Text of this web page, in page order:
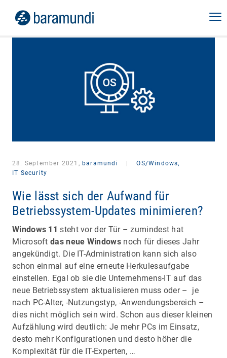
28. September 2021, baramundi
OS/Windows,
IT Security
Wie lässt sich der Aufwand für
Betriebssystem-Updates minimieren?
Windows 11 steht vor der Tür – zumindest hat
Microsoftdas neue Windowsnoch für dieses Jahr
angekündigt. Die IT-Administration kann sich also
schon einmal auf eine erneute Herkulesaufgabe
einstellen. Egal ob sie die Unternehmens-IT auf das
neue Betriebssystem aktualisieren muss oder – je
nach PC-Alter, -Nutzungstyp, -Anwendungsbereich –
dies nicht möglich sein wird. Schon aus dieser kleinen
Aufzählung wird deutlich: Je mehr PCs im Einsatz,
desto mehr Konfigurationen und desto höher die
Komplexität für die IT-Experten, …